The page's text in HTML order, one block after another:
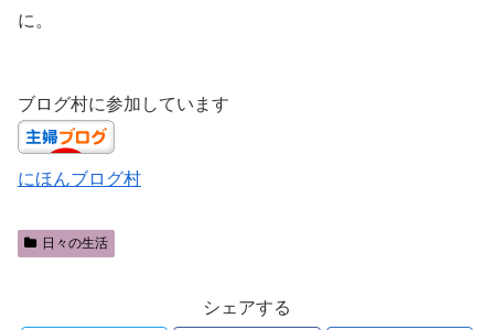
に。
ブログ村に参加しています
にほんブログ村
日々の生活
シェアする